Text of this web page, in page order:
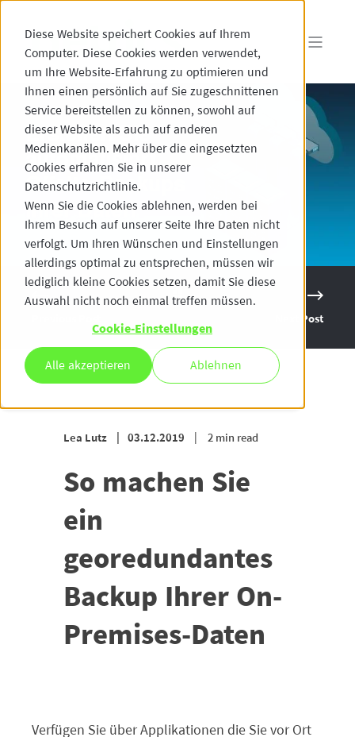
Diese Website speichert Cookies auf Ihrem
Computer. Diese Cookies werden verwendet,
um Ihre Website-Erfahrung zu optimieren und
Ihnen einen persönlich auf Sie zugeschnittenen
Service bereitstellen zu können, sowohl auf
dieser Website als auch auf anderen
Medienkanälen. Mehr über die eingesetzten
Cookies erfahren Sie in unserer
Datenschutzrichtlinie.
Wenn Sie die Cookies ablehnen, werden bei
Ihrem Besuch auf unserer Seite Ihre Daten nicht
verfolgt. Um Ihren Wünschen und Einstellungen
allerdings optimal zu entsprechen, müssen wir
lediglich kleine Cookies setzen, damit Sie diese
Auswahl nicht noch einmal treffen müssen.
Cookie-Einstellungen
Alle akzeptieren Ablehnen
Next Post
Lea Lutz 03.12.2019 2 min read
So machen Sie
ein
georedundantes
Backup Ihrer On-
Premises-Daten
Verfügen Sie über Applikationen die Sie vor Ort